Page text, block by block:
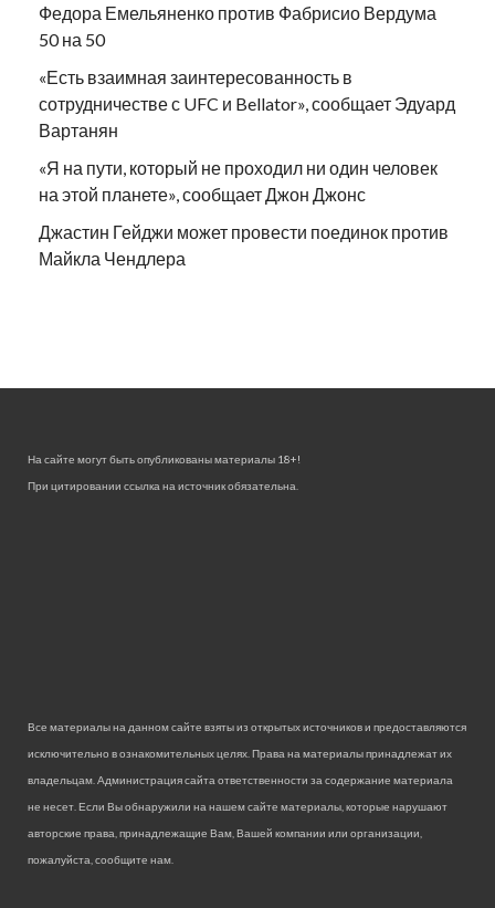
Федора Емельяненко против Фабрисио Вердума
50 на 50
«Есть взаимная заинтересованность в
сотрудничестве с UFC и Bellator», сообщает Эдуард
Вартанян
«Я на пути, который не проходил ни один человек
на этой планете», сообщает Джон Джонс
Джастин Гейджи может провести поединок против
Майкла Чендлера
На сайте могут быть опубликованы материалы 18+!
При цитировании ссылка на источник обязательна.
Все материалы на данном сайте взяты из открытых источников и предоставляются
исключительно в ознакомительных целях. Права на материалы принадлежат их
владельцам. Администрация сайта ответственности за содержание материала
не несет. Если Вы обнаружили на нашем сайте материалы, которые нарушают
авторские права, принадлежащие Вам, Вашей компании или организации,
пожалуйста, сообщите нам.